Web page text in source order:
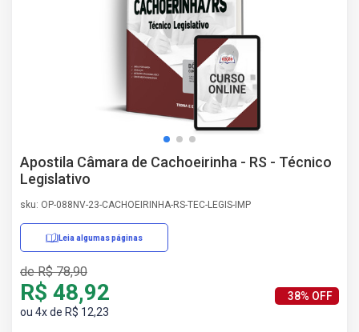
Apostila Câmara de Cachoeirinha - RS - Técnico
Legislativo
sku: OP-088NV-23-CACHOEIRINHA-RS-TEC-LEGIS-IMP
Leia algumas páginas
de R$ 78,90
R$ 48,92
ou 4x de R$ 12,23
38% OFF